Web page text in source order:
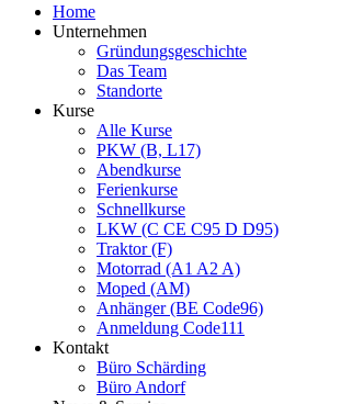
Home
Unternehmen
Gründungsgeschichte
Das Team
Standorte
Kurse
Alle Kurse
PKW (B, L17)
Abendkurse
Ferienkurse
Schnellkurse
LKW (C CE C95 D D95)
Traktor (F)
Motorrad (A1 A2 A)
Moped (AM)
Anhänger (BE Code96)
Anmeldung Code111
Kontakt
Büro Schärding
Büro Andorf